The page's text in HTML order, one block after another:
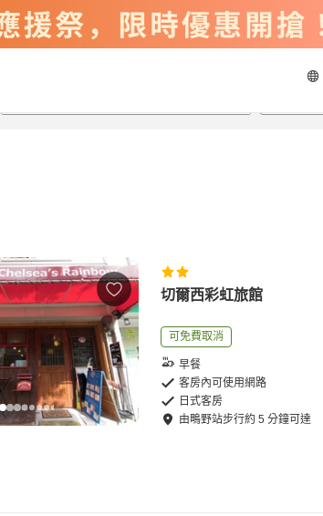
切爾西彩虹旅館
可免費取消
早餐
客房內可使用網路
日式客房
由鴫野站步行約5 分鐘可達